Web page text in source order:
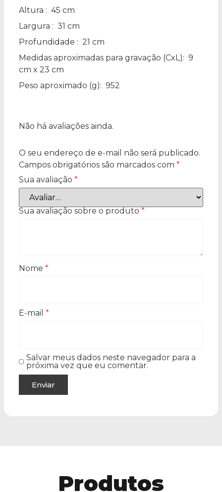
Altura : 45 cm
Largura : 31 cm
Profundidade : 21 cm
Medidas aproximadas para gravação (CxL): 9
cm x 23 cm
Peso aproximado (g): 952
Não há avaliações ainda.
O seu endereço de e-mail não será publicado.
Campos obrigatórios são marcados com *
Sua avaliação *
Sua avaliação sobre o produto *
Nome *
E-mail *
Salvar meus dados neste navegador para a
próxima vez que eu comentar.
Produtos